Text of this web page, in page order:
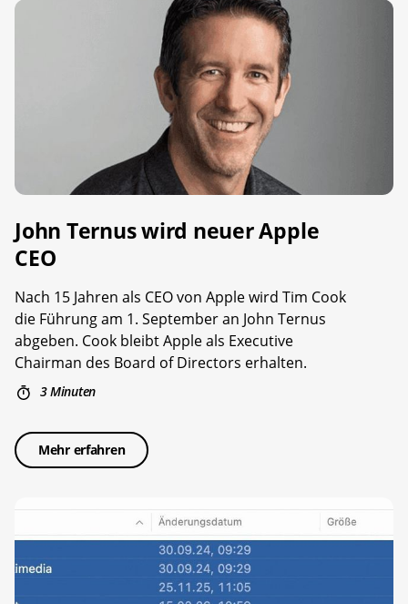
John Ternus wird neuer Apple
CEO
Nach 15 Jahren als CEO von Apple wird Tim Cook
die Führung am 1. September an John Ternus
abgeben. Cook bleibt Apple als Executive
Chairman des Board of Directors erhalten.
3 Minuten
Mehr erfahren